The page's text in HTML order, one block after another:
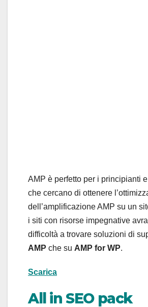
AMP è perfetto per i principianti
che cercano di ottenere
dell’amplificazione AMP su un
i siti con risorse impegnative
difficoltà a trovare soluzioni di
AMP che su AMP for WP.
Scarica
All in SEO pack